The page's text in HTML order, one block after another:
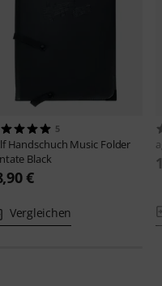
5
Handschuch Music Folder
Black
€
Vergleichen